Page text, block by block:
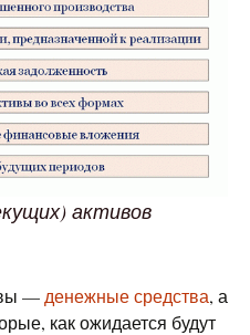
активов
— денежные средства, а
как ожидается будут